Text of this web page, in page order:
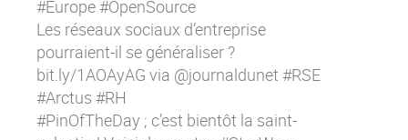
#Europe #OpenSource
Les réseaux sociaux d’entreprise
pourraient-il se généraliser ?
bit.ly/1AOAyAG via @journaldunet #RSE
#Arctus #RH
#PinOfTheDay ; c’est bientôt la saint-